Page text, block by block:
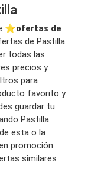
⭐️ofertas de
de Pastilla
todas las
precios y
para
favorito y
guardar tu
Pastilla
esta o la
promoción
similares